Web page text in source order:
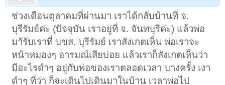
ช่วงเดือนตุลาคมที่ผ่านมา เราได้กลับบ้านที่ จ.
บุรีรัมย์ค่ะ (ปัจจุบัน เราอยู่ที่ จ. จันทบุรีค่ะ) แล้วพ่อ
มาัรับเราที่ บขส. บุรีรัมย์ เราสังเกตเห็น พ่อเราจะ
หน้าหมองๆ อารมณ์เสียบ่อย แล้วเราก็สังเกตเห็นว่า
มีอะไรดำๆ อยู่กับพ่อของเราตลอดเวลา บางครั้ง เงา
ดำๆ ที่ว่า ก็จะเดินไปเดินมาในบ้าน เวลาพ่อไป